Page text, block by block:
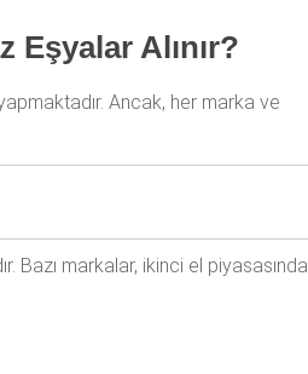
Eşyalar Alınır?
Ancak, her marka ve
Bazı markalar, ikinci el piyasasında